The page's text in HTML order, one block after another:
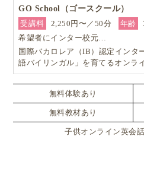
GO School（ゴースクール）
受講料
2,250円〜／50分 年齢
希望者にインター校元…
国際バカロレア（IB）認定イン
語バイリンガル」を育てるオンラ
School（ゴースクール）」
無料体験あり
無料教材あり
子供オンライン英会